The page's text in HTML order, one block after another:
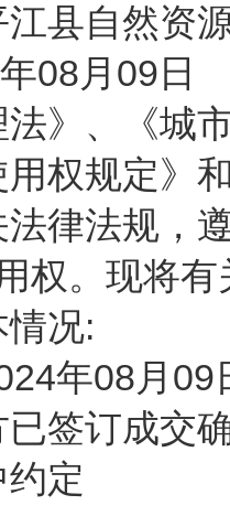
县自然资
08月09日
》、《城
权规定》
律法规，
权。现将
况:
年08月
签订成交
定